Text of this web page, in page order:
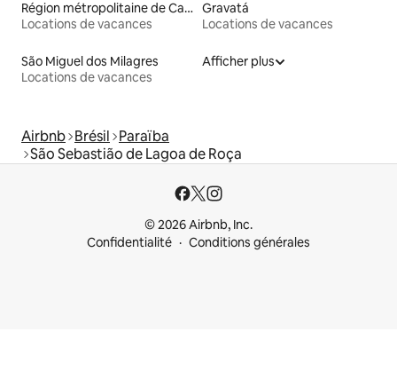
Région métropolitaine de Campina Grande
Locations de vacances
Gravatá
Locations de vacances
São Miguel dos Milagres
Locations de vacances
Afficher plus
Airbnb Brésil Paraïba
São Sebastião de Lagoa de Roça
© 2026 Airbnb, Inc.
Confidentialité
Conditions générales